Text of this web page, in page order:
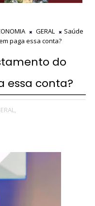
GERAL
Saúde
paga essa conta?
do
essa conta?